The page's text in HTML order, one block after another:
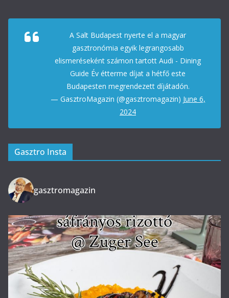
A Salt Budapest nyerte el a magyar
gasztronómia egyik legrangosabb
elismeréseként számon tartott Audi - Dining
Guide Év étterme díjat a hétfő este
Budapesten megrendezett díjátadón.
— GasztroMagazin (@gasztromagazin) June 6,
2024
Gasztro Insta
gasztromagazin